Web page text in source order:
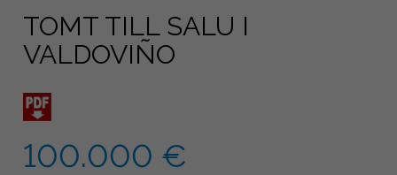
TOMT TILL SALU I
VALDOVIÑO
100.000 €